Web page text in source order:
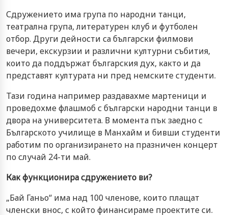
Сдружението има група по народни танци,
театрална група, литературен клуб и футболен
отбор. Други дейности са български филмови
вечери, екскурзии и различни културни събития,
които да поддържат българския дух, както и да
представят културата ни пред немските студенти.
Тази година например раздавахме мартеници и
проведохме флашмоб с български народни танци в
двора на университета. В момента пък заедно с
Българското училище в Манхайм и бивши студенти
работим по организирането на празничен концерт
по случай 24-ти май.
Как функционира сдружението ви?
„Бай Ганьо“ има над 100 членове, които плащат
членски внос, с който финансираме проектите си.